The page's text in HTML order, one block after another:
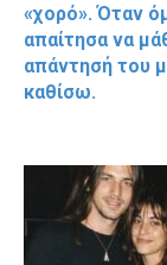
«χορό». Όταν
απαίτησα να
απάντησή του
καθίσω.